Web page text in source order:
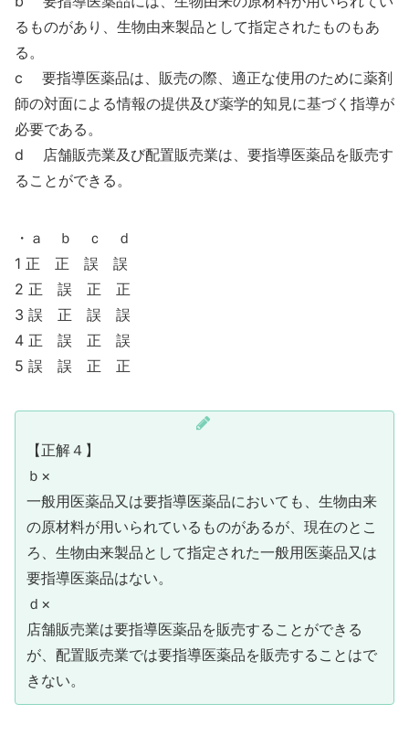
るものがあり、生物由来製品として指定されたものもあ
る。
c 要指導医薬品は、販売の際、適正な使用のために薬剤
師の対面による情報の提供及び薬学的知見に基づく指導が
必要である。
d 店舗販売業及び配置販売業は、要指導医薬品を販売す
ることができる。
・ａ ｂ ｃ ｄ
1 正 正 誤 誤
2 正 誤 正 正
3 誤 正 誤 誤
4 正 誤 正 誤
5 誤 誤 正 正
【正解４】
ｂ×
一般用医薬品又は要指導医薬品においても、生物由来
の原材料が用いられているものがあるが、現在のとこ
ろ、生物由来製品として指定された一般用医薬品又は
要指導医薬品はない。
ｄ×
店舗販売業は要指導医薬品を販売することができる
が、配置販売業では要指導医薬品を販売することはで
きない。